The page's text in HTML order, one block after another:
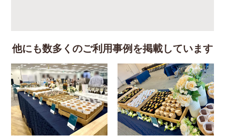
他にも数多くのご利用事例を掲載しています